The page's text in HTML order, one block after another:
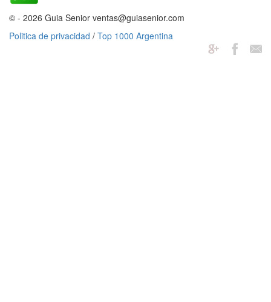
© - 2026 Guia Senior ventas@guiasenior.com
Politica de privacidad / Top 1000 Argentina